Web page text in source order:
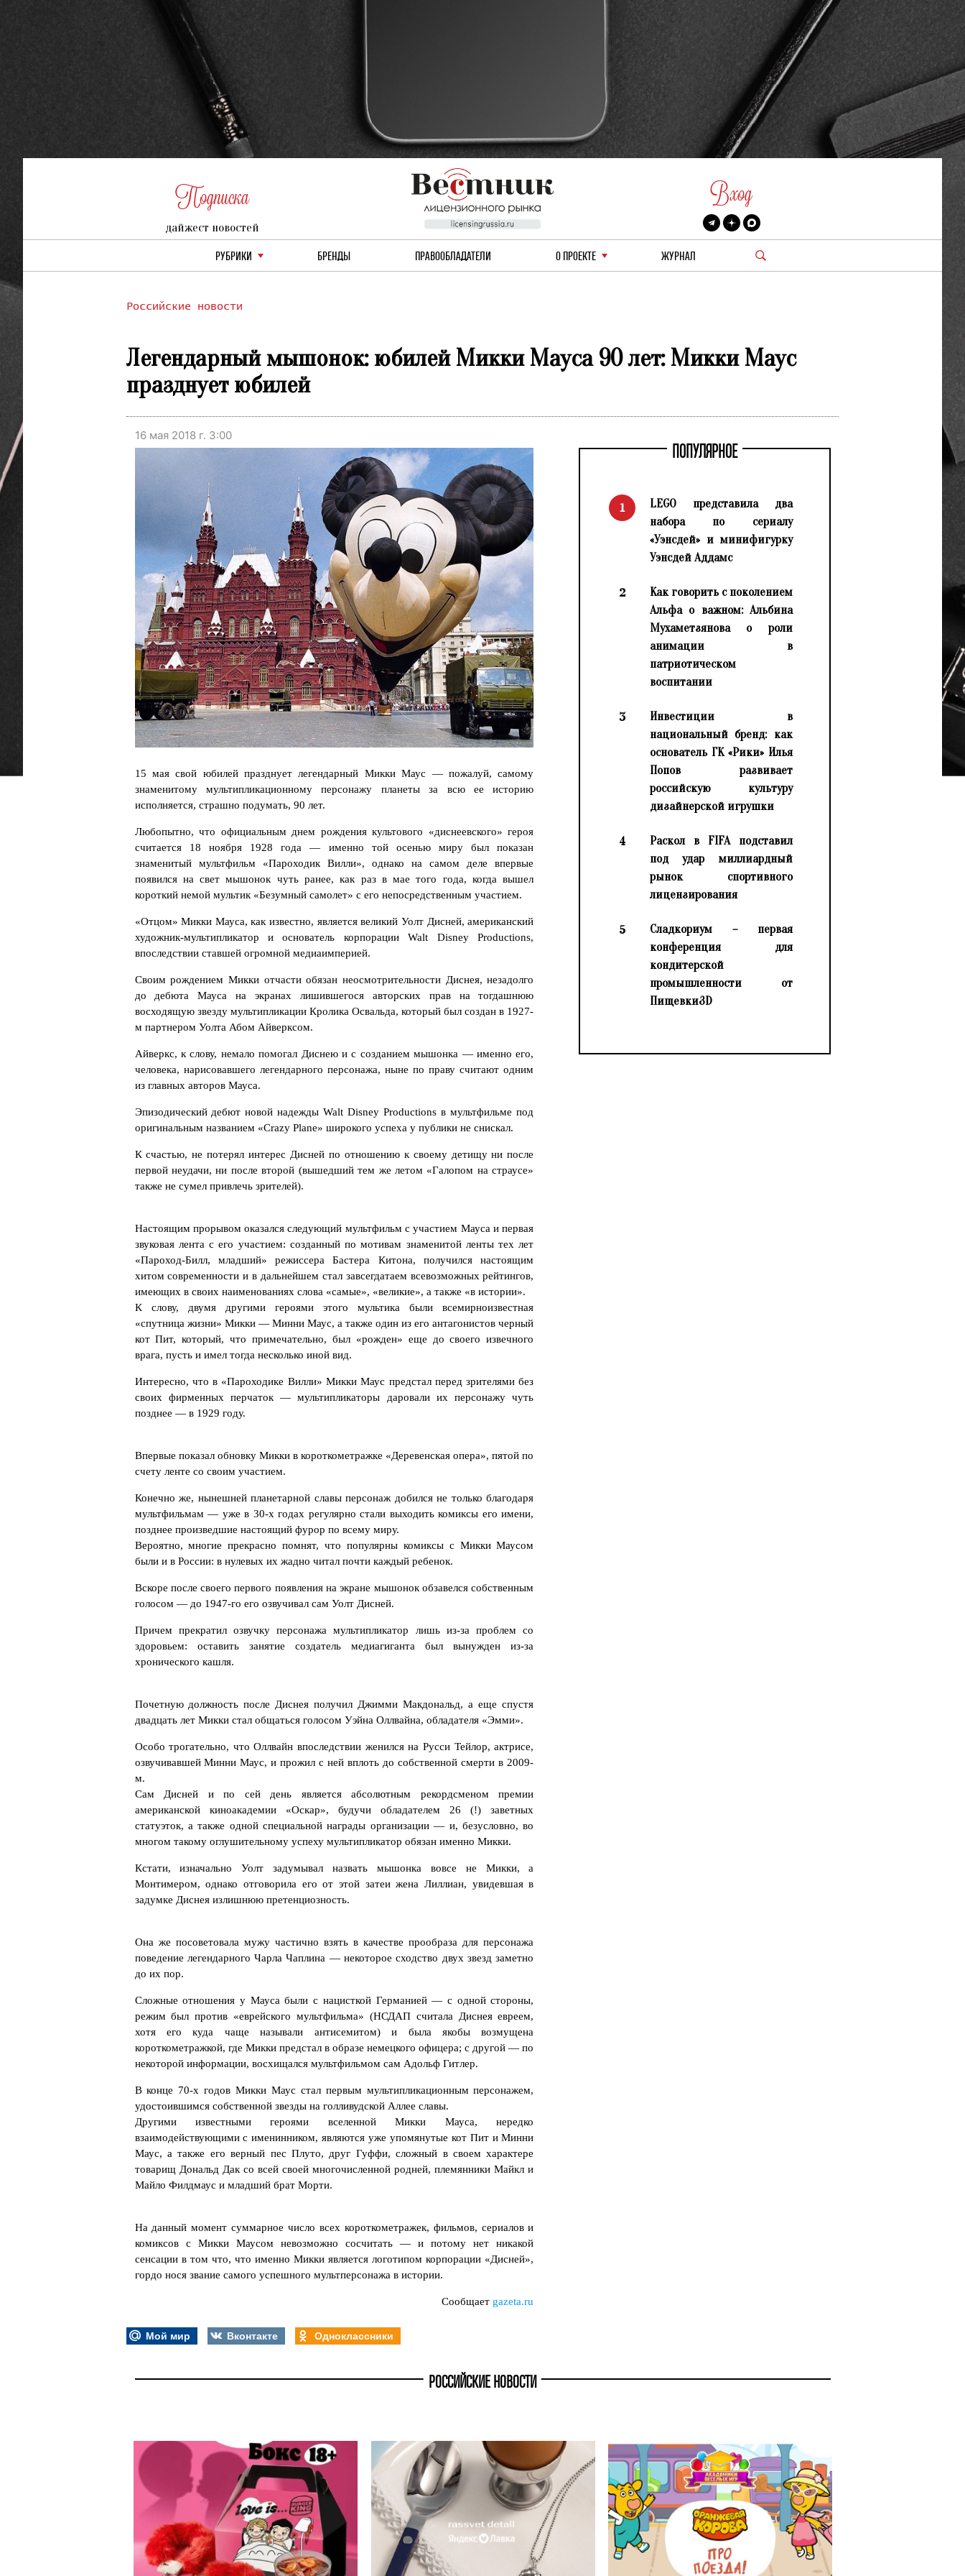
Подписка
дайжест новостей
Вход
РУБРИКИ БРЕНДЫ ПРАВООБЛАДАТЕЛИ О ПРОЕКТЕ ЖУРНАЛ
Российские новости
Легендарный мышонок: юбилей Микки Мауса 90 лет: Микки Маус
празднует юбилей
16 мая 2018 г. 3:00
15 мая свой юбилей празднует легендарный Микки Маус — пожалуй, самому
знаменитому мультипликационному персонажу планеты за всю ее историю
исполняется, страшно подумать, 90 лет.
Любопытно, что официальным днем рождения культового «диснеевского» героя
считается 18 ноября 1928 года — именно той осенью миру был показан
знаменитый мультфильм «Пароходик Вилли», однако на самом деле впервые
появился на свет мышонок чуть ранее, как раз в мае того года, когда вышел
короткий немой мультик «Безумный самолет» с его непосредственным участием.
«Отцом» Микки Мауса, как известно, является великий Уолт Дисней, американский
художник-мультипликатор и основатель корпорации Walt Disney Productions,
впоследствии ставшей огромной медиаимперией.
Своим рождением Микки отчасти обязан неосмотрительности Диснея, незадолго
до дебюта Мауса на экранах лишившегося авторских прав на тогдашнюю
восходящую звезду мультипликации Кролика Освальда, который был создан в 1927-
м партнером Уолта Абом Айверксом.
Айверкс, к слову, немало помогал Диснею и с созданием мышонка — именно его,
человека, нарисовавшего легендарного персонажа, ныне по праву считают одним
из главных авторов Мауса.
Эпизодический дебют новой надежды Walt Disney Productions в мультфильме под
оригинальным названием «Crazy Plane» широкого успеха у публики не снискал.
К счастью, не потерял интерес Дисней по отношению к своему детищу ни после
первой неудачи, ни после второй (вышедший тем же летом «Галопом на страусе»
также не сумел привлечь зрителей).
Настоящим прорывом оказался следующий мультфильм с участием Мауса и первая
звуковая лента с его участием: созданный по мотивам знаменитой ленты тех лет
«Пароход-Билл, младший» режиссера Бастера Китона, получился настоящим
хитом современности и в дальнейшем стал завсегдатаем всевозможных рейтингов,
имеющих в своих наименованиях слова «самые», «великие», а также «в истории».
К слову, двумя другими героями этого мультика были всемирноизвестная
«спутница жизни» Микки — Минни Маус, а также один из его антагонистов черный
кот Пит, который, что примечательно, был «рожден» еще до своего извечного
врага, пусть и имел тогда несколько иной вид.
Интересно, что в «Пароходике Вилли» Микки Маус предстал перед зрителями без
своих фирменных перчаток — мультипликаторы даровали их персонажу чуть
позднее — в 1929 году.
Впервые показал обновку Микки в короткометражке «Деревенская опера», пятой по
счету ленте со своим участием.
Конечно же, нынешней планетарной славы персонаж добился не только благодаря
мультфильмам — уже в 30-х годах регулярно стали выходить комиксы его имени,
позднее произведшие настоящий фурор по всему миру.
Вероятно, многие прекрасно помнят, что популярны комиксы с Микки Маусом
были и в России: в нулевых их жадно читал почти каждый ребенок.
Вскоре после своего первого появления на экране мышонок обзавелся собственным
голосом — до 1947-го его озвучивал сам Уолт Дисней.
Причем прекратил озвучку персонажа мультипликатор лишь из-за проблем со
здоровьем: оставить занятие создатель медиагиганта был вынужден из-за
хронического кашля.
Почетную должность после Диснея получил Джимми Макдональд, а еще спустя
двадцать лет Микки стал общаться голосом Уэйна Оллвайна, обладателя «Эмми».
Особо трогательно, что Оллвайн впоследствии женился на Русси Тейлор, актрисе,
озвучивавшей Минни Маус, и прожил с ней вплоть до собственной смерти в 2009-
м.
Сам Дисней и по сей день является абсолютным рекордсменом премии
американской киноакадемии «Оскар», будучи обладателем 26 (!) заветных
статуэток, а также одной специальной награды организации — и, безусловно, во
многом такому оглушительному успеху мультипликатор обязан именно Микки.
Кстати, изначально Уолт задумывал назвать мышонка вовсе не Микки, а
Монтимером, однако отговорила его от этой затеи жена Лиллиан, увидевшая в
задумке Диснея излишнюю претенциозность.
Она же посоветовала мужу частично взять в качестве прообраза для персонажа
поведение легендарного Чарла Чаплина — некоторое сходство двух звезд заметно
до их пор.
Сложные отношения у Мауса были с нацисткой Германией — с одной стороны,
режим был против «еврейского мультфильма» (НСДАП считала Диснея евреем,
хотя его куда чаще называли антисемитом) и была якобы возмущена
короткометражкой, где Микки предстал в образе немецкого офицера; с другой — по
некоторой информации, восхищался мультфильмом сам Адольф Гитлер.
В конце 70-х годов Микки Маус стал первым мультипликационным персонажем,
удостоившимся собственной звезды на голливудской Аллее славы.
Другими известными героями вселенной Микки Мауса, нередко
взаимодействующими с именинником, являются уже упомянутые кот Пит и Минни
Маус, а также его верный пес Плуто, друг Гуффи, сложный в своем характере
товарищ Дональд Дак со всей своей многочисленной родней, племянники Майкл и
Майло Филдмаус и младший брат Морти.
На данный момент суммарное число всех короткометражек, фильмов, сериалов и
комиксов с Микки Маусом невозможно сосчитать — и потому нет никакой
сенсации в том что, что именно Микки является логотипом корпорации «Дисней»,
гордо нося звание самого успешного мультперсонажа в истории.
Сообщает gazeta.ru
ПОПУЛЯРНОЕ
1
LEGO представила два
набора по сериалу
«Уэнсдей» и минифигурку
Уэнсдей Аддамс
2
Как говорить с поколением
Альфа о важном: Альбина
Мухаметзянова о роли
анимации в
патриотическом
воспитании
3
Инвестиции в
национальный бренд: как
основатель ГК «Рики» Илья
Попов развивает
российскую культуру
дизайнерской игрушки
4
Раскол в FIFA подставил
под удар миллиардный
рынок спортивного
лицензирования
5
Сладкориум – первая
конференция для
кондитерской
промышленности от
Пищевки3D
Мой мир Вконтакте Одноклассники
РОССИЙСКИЕ НОВОСТИ